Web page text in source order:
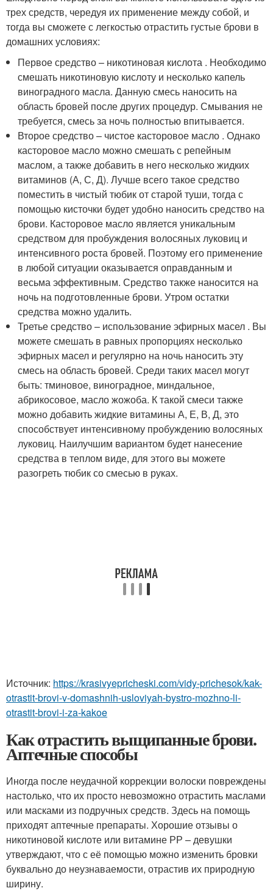
трех средств, чередуя их применение между собой, и
тогда вы сможете с легкостью отрастить густые брови в
домашних условиях:
Первое средство – никотиновая кислота . Необходимо
смешать никотиновую кислоту и несколько капель
виноградного масла. Данную смесь наносить на
область бровей после других процедур. Смывания не
требуется, смесь за ночь полностью впитывается.
Второе средство – чистое касторовое масло . Однако
касторовое масло можно смешать с репейным
маслом, а также добавить в него несколько жидких
витаминов (А, С, Д). Лучше всего такое средство
поместить в чистый тюбик от старой туши, тогда с
помощью кисточки будет удобно наносить средство на
брови. Касторовое масло является уникальным
средством для пробуждения волосяных луковиц и
интенсивного роста бровей. Поэтому его применение
в любой ситуации оказывается оправданным и
весьма эффективным. Средство также наносится на
ночь на подготовленные брови. Утром остатки
средства можно удалить.
Третье средство – использование эфирных масел . Вы
можете смешать в равных пропорциях несколько
эфирных масел и регулярно на ночь наносить эту
смесь на область бровей. Среди таких масел могут
быть: тминовое, виноградное, миндальное,
абрикосовое, масло жожоба. К такой смеси также
можно добавить жидкие витамины А, Е, В, Д, это
способствует интенсивному пробуждению волосяных
луковиц. Наилучшим вариантом будет нанесение
средства в теплом виде, для этого вы можете
разогреть тюбик со смесью в руках.
Источник: https://krasivyepricheski.com/vidy-prichesok/kak-
otrastit-brovi-v-domashnih-usloviyah-bystro-mozhno-li-
otrastit-brovi-i-za-kakoe
Как отрастить выщипанные брови.
Аптечные способы
Иногда после неудачной коррекции волоски повреждены
настолько, что их просто невозможно отрастить маслами
или масками из подручных средств. Здесь на помощь
приходят аптечные препараты. Хорошие отзывы о
никотиновой кислоте или витамине РР – девушки
утверждают, что с её помощью можно изменить бровки
буквально до неузнаваемости, отрастив их природную
ширину.